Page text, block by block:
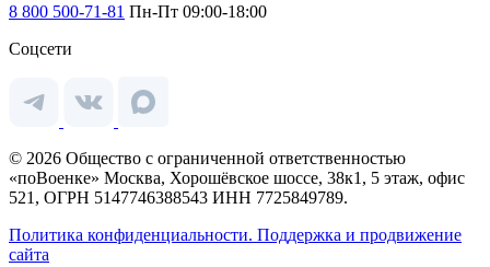
8 800 500-71-81 Пн-Пт 09:00-18:00
Соцсети
© 2026 Общество с ограниченной ответственностью
«поВоенке» Москва, Хорошёвское шоссе, 38к1, 5 этаж, офис
521, ОГРН 5147746388543 ИНН 7725849789.
Политика конфиденциальности. Поддержка и продвижение
сайта